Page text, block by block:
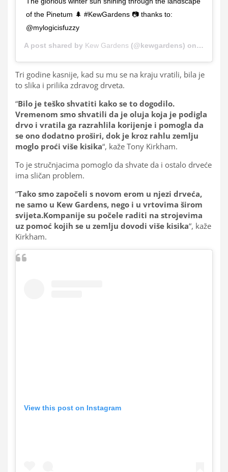
of the Pinetum 🌲 #KewGardens 📷 thanks to:
@mylogicisfuzzy
A post shared by Kew Gardens (@kewgardens) on Jan 3,
Tri godine kasnije, kad su mu se na kraju vratili, bila je
to slika i prilika zdravog drveta.
“Bilo je teško shvatiti kako se to dogodilo.
Vremenom smo shvatili da je oluja koja je podigla
drvo i vratila ga razrahlila korijenje i pomogla da
se ono dodatno proširi, dok je kroz rahlu zemlju
moglo proći više kisika“, kaže Tony Kirkham.
To je stručnjacima pomoglo da shvate da i ostalo drveće
ima sličan problem.
“Tako smo započeli s novom erom u njezi drveća,
ne samo u Kew Gardens, nego i u vrtovima širom
svijeta.Kompanije su počele raditi na strojevima
uz pomoć kojih se u zemlju dovodi više kisika“, kaže
Kirkham.
View this post on Instagram